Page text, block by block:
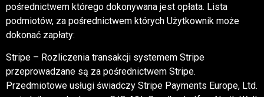
pośrednictwem którego dokonywana jest opłata. Lista
podmiotów, za pośrednictwem których Użytkownik może
dokonać zapłaty:
Stripe – Rozliczenia transakcji systemem Stripe
przeprowadzane są za pośrednictwem Stripe.
Przedmiotowe usługi świadczy Stripe Payments Europe, Ltd.